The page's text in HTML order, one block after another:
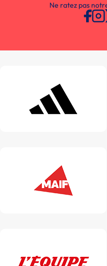
Ne ratez pas